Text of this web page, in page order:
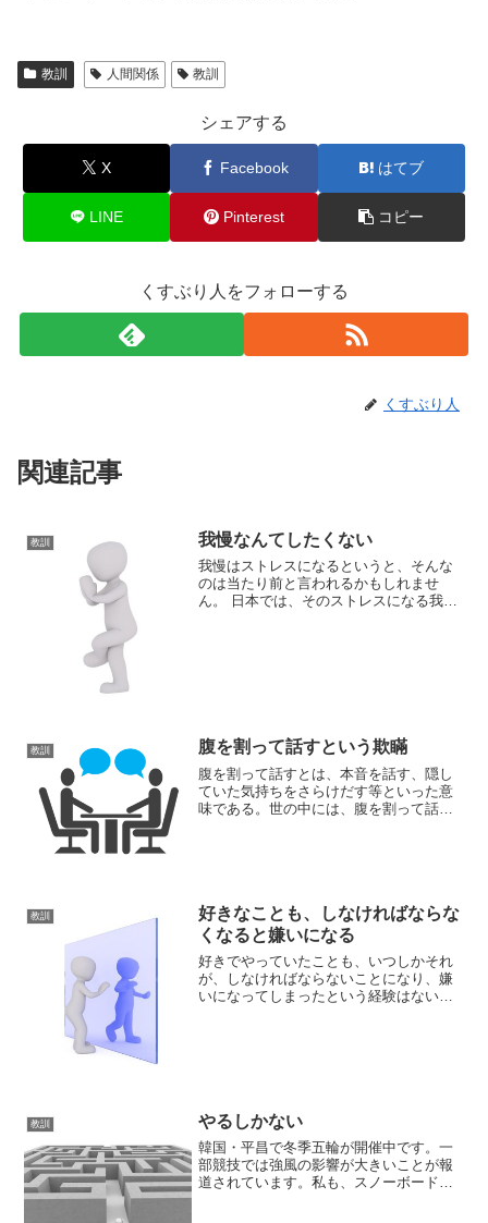
教訓 人間関係 教訓
シェアする
X Facebook はてブ
LINE Pinterest コピー
くすぶり人をフォローする
くすぶり人
関連記事
教訓 我慢なんてしたくない
我慢はストレスになるというと、そんな
のは当たり前と言われるかもしれませ
ん。 日本では、そのストレスになる我慢
教訓 腹を割って話すという欺瞞
腹を割って話すとは、本音を話す、隠し
ていた気持ちをさらけだす等といった意
味である。世の中には、腹を割って話し
教訓
好きなことも、しなければならな
くなると嫌いになる
好きでやっていたことも、いつしかそれ
が、しなければならないことになり、嫌
いになってしまったという経験はないで
教訓 やるしかない
韓国・平昌で冬季五輪が開催中です。一
部競技では強風の影響が大きいことが報
道されています。私も、スノーボード女